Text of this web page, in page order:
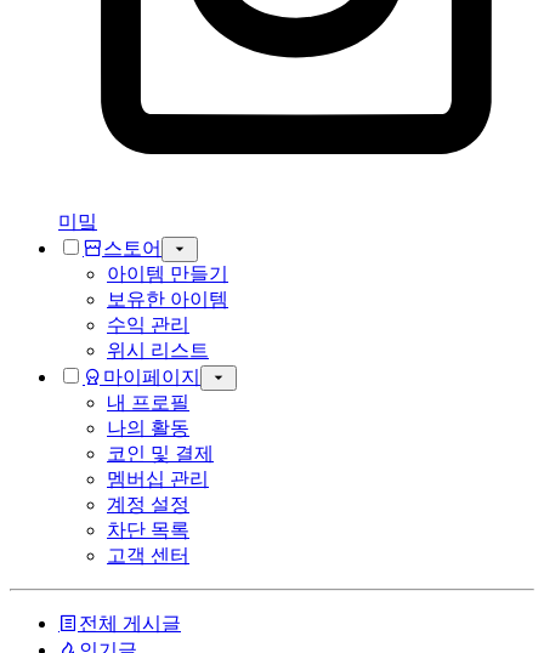
미밐
스토어
아이템 만들기
보유한 아이템
수익 관리
위시 리스트
마이페이지
내 프로필
나의 활동
코인 및 결제
멤버십 관리
계정 설정
차단 목록
고객 센터
전체 게시글